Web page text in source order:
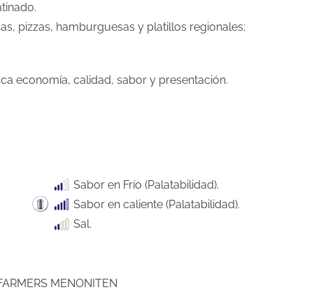
pizzas, hamburguesas y platillos regionales;
economía, calidad, sabor y presentación.
Sabor en Frío (Palatabilidad).
Sabor en caliente (Palatabilidad).
Sal.
MENONITEN